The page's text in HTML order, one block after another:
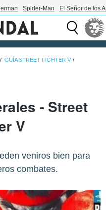
Spider-Man El Señor de los
GUÍA STREET FIGHTER V
- Street
V
veniros bien para
combates.